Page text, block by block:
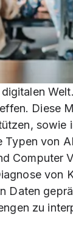
Diese
sowie
von
Computer
von
Daten
zu